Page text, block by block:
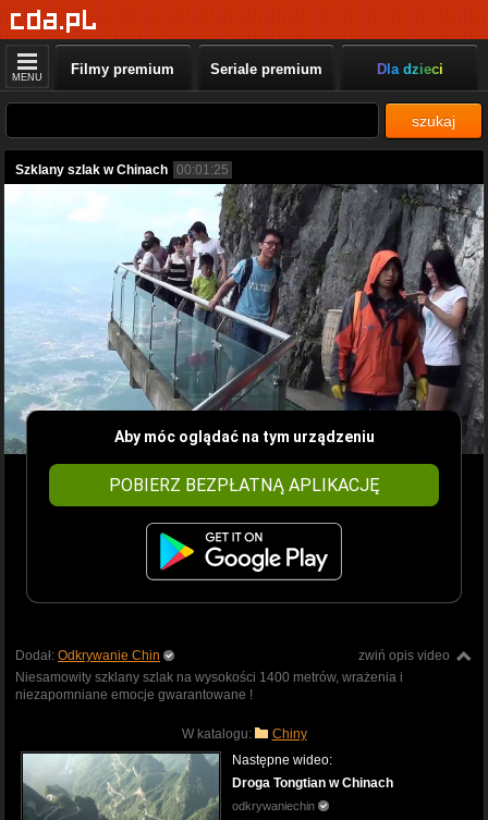
MENU Filmy premium Seriale premium Dla dzieci
szukaj
Szklany szlak w Chinach 00:01:25
Aby móc oglądać na tym urządzeniu
POBIERZ BEZPŁATNĄ APLIKACJĘ
zwiń opis video
Dodał: Odkrywanie Chin
Niesamowity szklany szlak na wysokości 1400 metrów, wrażenia i
niezapomniane emocje gwarantowane !
W katalogu: Chiny
Następne wideo:
Droga Tongtian w Chinach
odkrywaniechin